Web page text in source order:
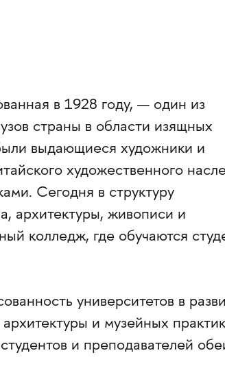
в 1928 году, — один из
страны в области изящных
выдающиеся художники и
художественного
Сегодня в структуру
архитектуры, живописи и
колледж, где обучаются
университетов в
и музейных
и преподавателей